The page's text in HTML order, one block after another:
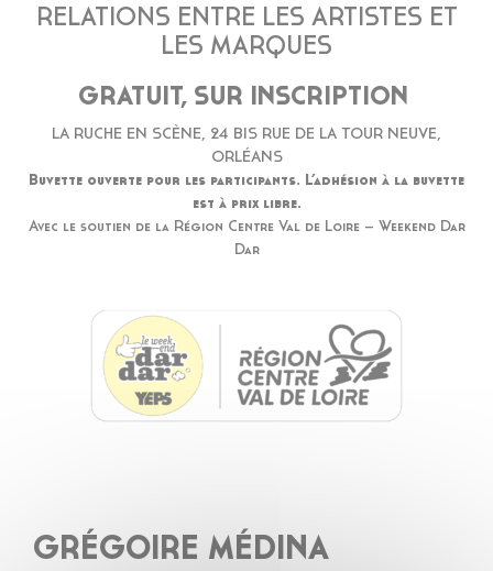
RELATIONS ENTRE LES ARTISTES ET
LES MARQUES
GRATUIT, SUR INSCRIPTION
LA RUCHE EN SCÈNE, 24 BIS RUE DE LA TOUR NEUVE,
ORLÉANS
Buvette ouverte pour les participants. L’adhésion à la buvette
est à prix libre.
Avec le soutien de la Région Centre Val de Loire – Weekend Dar
Dar
GRÉGOIRE MÉDINA